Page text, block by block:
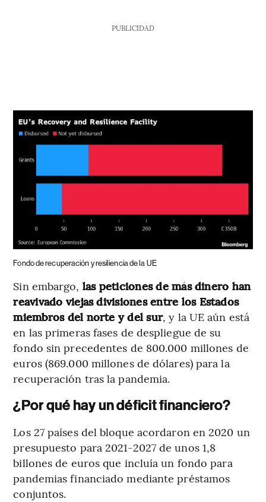
PUBLICIDAD
Fondo de recuperación y resiliencia de la UE
Sin embargo, las peticiones de más dinero han
reavivado viejas divisiones entre los Estados
miembros del norte y del sur, y la UE aún está
en las primeras fases de despliegue de su
fondo sin precedentes de 800.000 millones de
euros (869.000 millones de dólares) para la
recuperación tras la pandemia.
¿Por qué hay un déficit financiero?
Los 27 países del bloque acordaron en 2020 un
presupuesto para 2021-2027 de unos 1,8
billones de euros que incluía un fondo para
pandemias financiado mediante préstamos
conjuntos.